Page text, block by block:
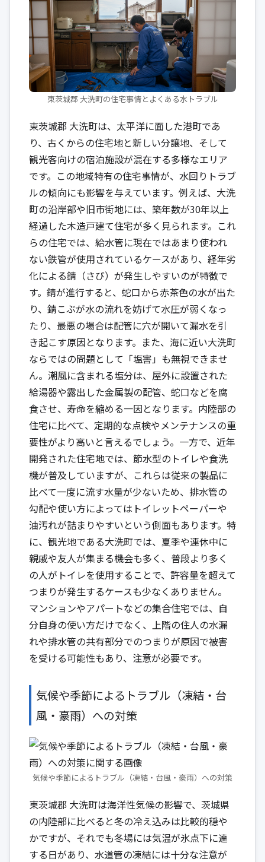
東茨城郡 大洗町の住宅事情とよくある水トラブル
東茨城郡 大洗町は、太平洋に面した港町であ
り、古くからの住宅地と新しい分譲地、そして
観光客向けの宿泊施設が混在する多様なエリア
です。この地域特有の住宅事情が、水回りトラブ
ルの傾向にも影響を与えています。例えば、大洗
町の沿岸部や旧市街地には、築年数が30年以上
経過した木造戸建て住宅が多く見られます。これ
らの住宅では、給水管に現在ではあまり使われ
ない鉄管が使用されているケースがあり、経年劣
化による錆（さび）が発生しやすいのが特徴で
す。錆が進行すると、蛇口から赤茶色の水が出た
り、錆こぶが水の流れを妨げて水圧が弱くなっ
たり、最悪の場合は配管に穴が開いて漏水を引
き起こす原因となります。また、海に近い大洗町
ならではの問題として「塩害」も無視できませ
ん。潮風に含まれる塩分は、屋外に設置された
給湯器や露出した金属製の配管、蛇口などを腐
食させ、寿命を縮める一因となります。内陸部の
住宅に比べて、定期的な点検やメンテナンスの重
要性がより高いと言えるでしょう。一方で、近年
開発された住宅地では、節水型のトイレや食洗
機が普及していますが、これらは従来の製品に
比べて一度に流す水量が少ないため、排水管の
勾配や使い方によってはトイレットペーパーや
油汚れが詰まりやすいという側面もあります。特
に、観光地である大洗町では、夏季や連休中に
親戚や友人が集まる機会も多く、普段より多く
の人がトイレを使用することで、許容量を超えて
つまりが発生するケースも少なくありません。
マンションやアパートなどの集合住宅では、自
分自身の使い方だけでなく、上階の住人の水漏
れや排水管の共有部分でのつまりが原因で被害
を受ける可能性もあり、注意が必要です。
気候や季節によるトラブル（凍結・台
風・豪雨）への対策
気候や季節によるトラブル（凍結・台風・豪雨）への対策
東茨城郡 大洗町は海洋性気候の影響で、茨城県
の内陸部に比べると冬の冷え込みは比較的穏や
かですが、それでも冬場には気温が氷点下に達
する日があり、水道管の凍結には十分な注意が